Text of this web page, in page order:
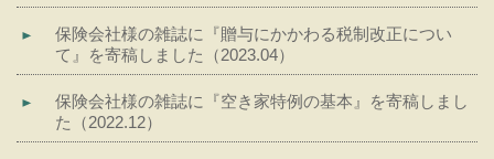
保険会社様の雑誌に『贈与にかかわる税制改正につい
て』を寄稿しました（2023.04）
保険会社様の雑誌に『空き家特例の基本』を寄稿しまし
た（2022.12）